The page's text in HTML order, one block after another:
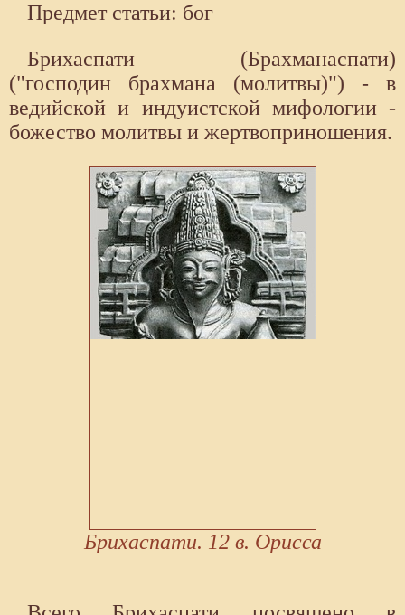
Предмет статьи: бог
Брихаспати (Брахманаспати)
("господин брахмана (молитвы)") - в
ведийской и индуистской мифологии -
божество молитвы и жертвоприношения.
Брихаспати. 12 в. Орисса